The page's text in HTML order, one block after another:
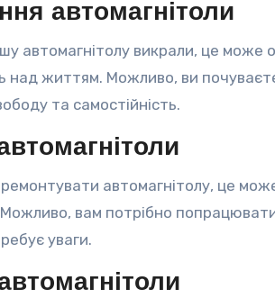
автомагнітоли
автомагнітолу викрали, це може
над життям. Можливо, ви
та самостійність.
автомагнітолу, це
вам потрібно
уваги.